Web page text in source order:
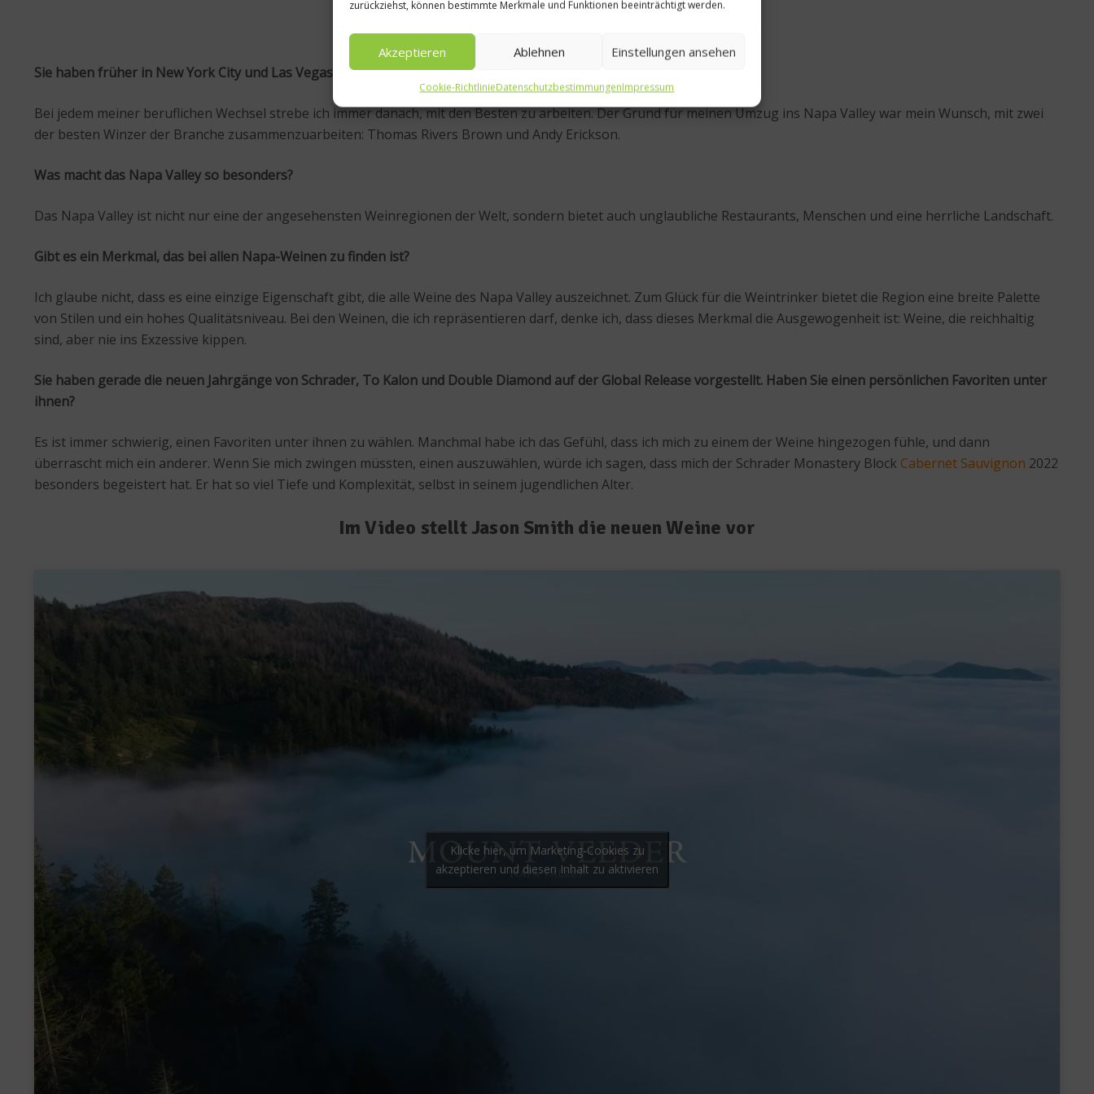
zurückziehst, können bestimmte Merkmale und Funktionen beeinträchtigt werden.
Akzeptieren Ablehnen Einstellungen ansehen
Cookie-RichtlinieDatenschutzbestimmungenImpressum
Global Release 2024 in London – die neuen Weine werden präsentiert
Sie haben früher in New York City und Las Vegas gearbeitet. Wie sind Sie im Napa Valley gelandet?
Bei jedem meiner beruflichen Wechsel strebe ich immer danach, mit den Besten zu arbeiten. Der Grund für meinen Umzug ins Napa Valley war mein Wunsch, mit zwei
der besten Winzer der Branche zusammenzuarbeiten: Thomas Rivers Brown und Andy Erickson.
Was macht das Napa Valley so besonders?
Das Napa Valley ist nicht nur eine der angesehensten Weinregionen der Welt, sondern bietet auch unglaubliche Restaurants, Menschen und eine herrliche Landschaft.
Gibt es ein Merkmal, das bei allen Napa-Weinen zu finden ist?
Ich glaube nicht, dass es eine einzige Eigenschaft gibt, die alle Weine des Napa Valley auszeichnet. Zum Glück für die Weintrinker bietet die Region eine breite Palette
von Stilen und ein hohes Qualitätsniveau. Bei den Weinen, die ich repräsentieren darf, denke ich, dass dieses Merkmal die Ausgewogenheit ist: Weine, die reichhaltig
sind, aber nie ins Exzessive kippen.
Sie haben gerade die neuen Jahrgänge von Schrader, To Kalon und Double Diamond auf der Global Release vorgestellt. Haben Sie einen persönlichen Favoriten unter
ihnen?
Es ist immer schwierig, einen Favoriten unter ihnen zu wählen. Manchmal habe ich das Gefühl, dass ich mich zu einem der Weine hingezogen fühle, und dann
überrascht mich ein anderer. Wenn Sie mich zwingen müssten, einen auszuwählen, würde ich sagen, dass mich der Schrader Monastery Block Cabernet Sauvignon 2022
besonders begeistert hat. Er hat so viel Tiefe und Komplexität, selbst in seinem jugendlichen Alter.
Im Video stellt Jason Smith die neuen Weine vor
Klicke hier, um Marketing-Cookies zu
akzeptieren und diesen Inhalt zu aktivieren